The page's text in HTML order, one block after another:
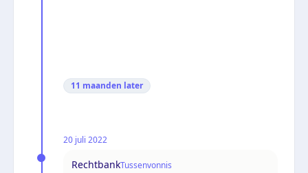
11 maanden later
20 juli 2022
RechtbankTussenvonnis